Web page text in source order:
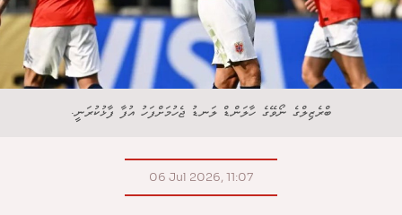
ބްރެޒިލްގެ ނޯވޭގެ ހާލަންޑް ލަނޑު ޖެހުމަށްފަހު އުފާ ފާޅުކުރަނީ.
06 Jul 2026, 11:07